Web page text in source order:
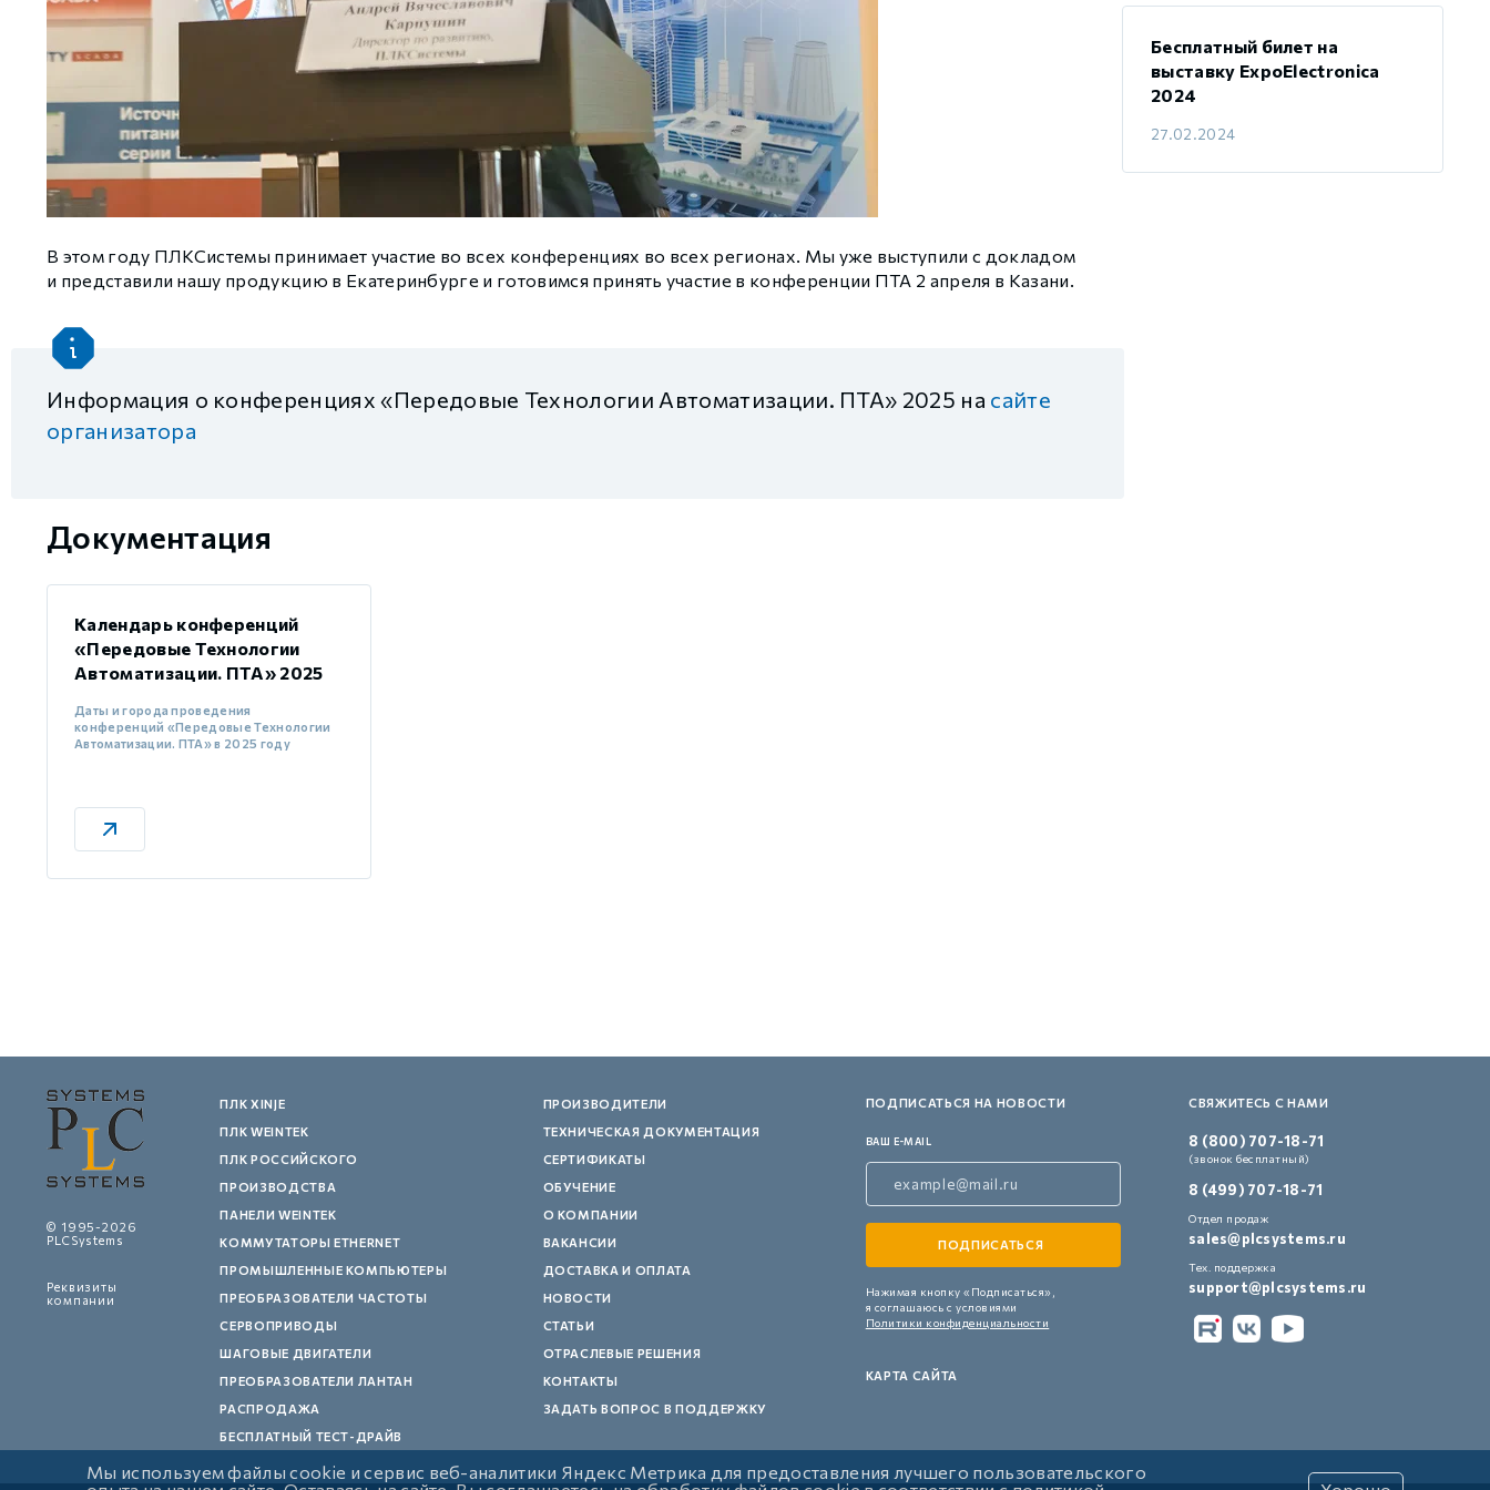
В этом году ПЛКСистемы принимает участие во всех конференциях во всех регионах. Мы уже выступили с докладом
и представили нашу продукцию в Екатеринбурге и готовимся принять участие в конференции ПТА 2 апреля в Казани.
Информация о конференциях «Передовые Технологии Автоматизации. ПТА» 2025 на сайте
организатора
Документация
Календарь конференций
«Передовые Технологии
Автоматизации. ПТА» 2025
Даты и города проведения
конференций «Передовые Технологии
Автоматизации. ПТА» в 2025 году
Бесплатный билет на
выставку ExpoElectronica
2024
27.02.2024
© 1995-2026
PLCSystems
Реквизиты
компании
ПЛК XINJE
ПЛК WEINTEK
ПЛК РОССИЙСКОГО
ПРОИЗВОДСТВА
ПАНЕЛИ WEINTEK
КОММУТАТОРЫ ETHERNET
ПРОМЫШЛЕННЫЕ КОМПЬЮТЕРЫ
ПРЕОБРАЗОВАТЕЛИ ЧАСТОТЫ
СЕРВОПРИВОДЫ
ШАГОВЫЕ ДВИГАТЕЛИ
ПРЕОБРАЗОВАТЕЛИ ЛАНТАН
РАСПРОДАЖА
БЕСПЛАТНЫЙ ТЕСТ-ДРАЙВ
ПРОИЗВОДИТЕЛИ
ТЕХНИЧЕСКАЯ ДОКУМЕНТАЦИЯ
СЕРТИФИКАТЫ
ОБУЧЕНИЕ
О КОМПАНИИ
ВАКАНСИИ
ДОСТАВКА И ОПЛАТА
НОВОСТИ
СТАТЬИ
ОТРАСЛЕВЫЕ РЕШЕНИЯ
КОНТАКТЫ
ЗАДАТЬ ВОПРОС В ПОДДЕРЖКУ
ПОДПИСАТЬСЯ НА НОВОСТИ
ВАШ E-MAIL
Нажимая кнопку «Подписаться»,
я соглашаюсь с условиями
Политики конфиденциальности
КАРТА САЙТА
СВЯЖИТЕСЬ С НАМИ
8 (800) 707-18-71
(звонок бесплатный)
8 (499) 707-18-71
Отдел продаж
sales@plcsystems.ru
Тех. поддержка
support@plcsystems.ru
Мы используем файлы cookie и сервис веб-аналитики Яндекс Метрика для предоставления лучшего пользовательского